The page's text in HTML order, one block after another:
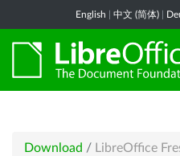
English 中文 (简体)
Download / LibreOffice